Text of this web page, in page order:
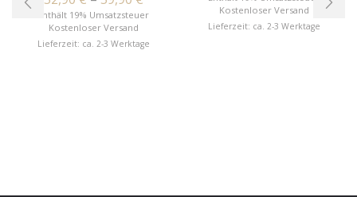
Enthält 19% Umsatzsteuer
Kostenloser Versand
Lieferzeit: ca. 2-3 Werktage
Kostenloser Versand
Lieferzeit: ca. 2-3 Werktage